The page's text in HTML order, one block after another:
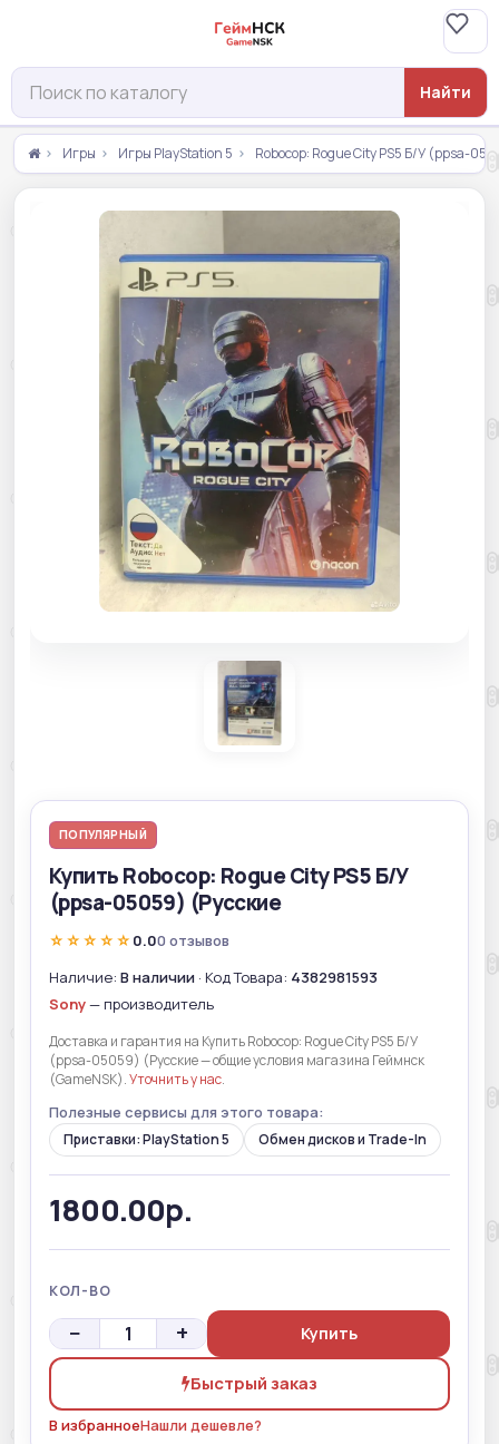
Найти
Игры Игры PlayStation 5 Robocop: Rogue City PS5 Б/У (ppsa-
ПОПУЛЯРНЫЙ
Купить Robocop: Rogue City PS5 Б/У
(ppsa-05059) (Русские
☆☆☆☆☆ 0.00 отзывов
Наличие: В наличии · Код Товара: 4382981593
Sony— производитель
Доставка и гарантия на Купить Robocop: Rogue City PS5 Б/У
(ppsa-05059) (Русские — общие условия магазина Геймнск
(GameNSK).Уточнить у нас.
Полезные сервисы для этого товара:
Приставки: PlayStation 5 Обмен дисков и Trade-In
1800.00р.
КОЛ-ВО
− + Купить
Быстрый заказ
В избранноеНашли дешевле?